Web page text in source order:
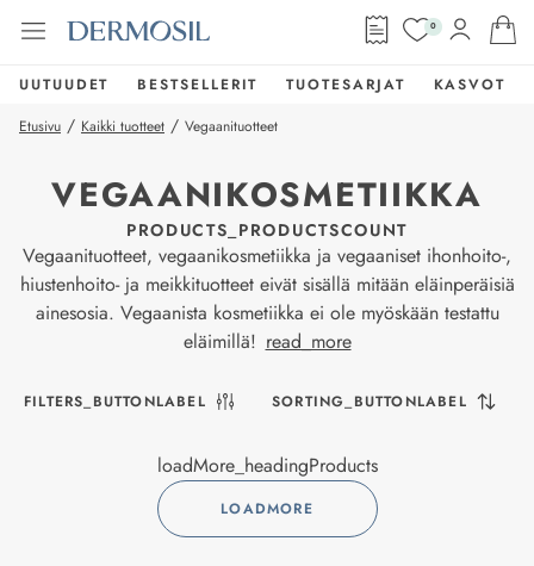
0
UUTUUDET BESTSELLERIT TUOTESARJAT
KASVOT
Etusivu / Kaikki tuotteet / Vegaanituotteet
VEGAANIKOSMETIIKKA
PRODUCTS_PRODUCTSCOUNT
Vegaanituotteet, vegaanikosmetiikka ja vegaaniset ihonhoito-,
hiustenhoito- ja meikkituotteet eivät sisällä mitään eläinperäisiä
ainesosia. Vegaanista kosmetiikka ei ole myöskään testattu
eläimillä! read_more
FILTERS_BUTTONLABEL SORTING_BUTTONLABEL
loadMore_headingProducts
LOADMORE